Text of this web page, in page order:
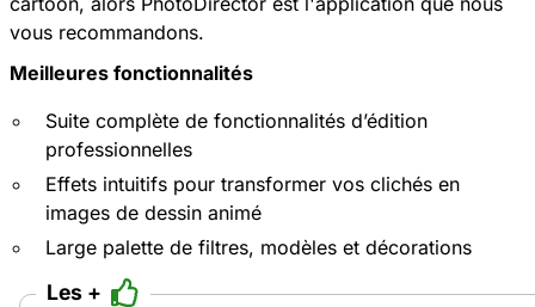
vous recommandons.
Meilleures fonctionnalités
Suite complète de fonctionnalités d’édition
professionnelles
Effets intuitifs pour transformer vos clichés en
images de dessin animé
Large palette de filtres, modèles et décorations
Les +